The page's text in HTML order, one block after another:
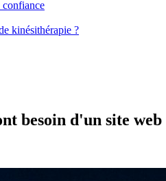
kinésithérapie ?
besoin d'un site web